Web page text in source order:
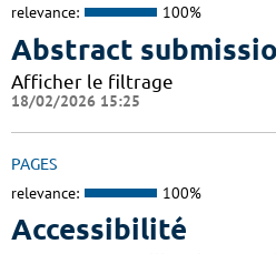
relevance: 100%
Abstract
Afficher le filtrage
18/02/2026 15:25
PAGES
relevance: 100%
Accessibilité